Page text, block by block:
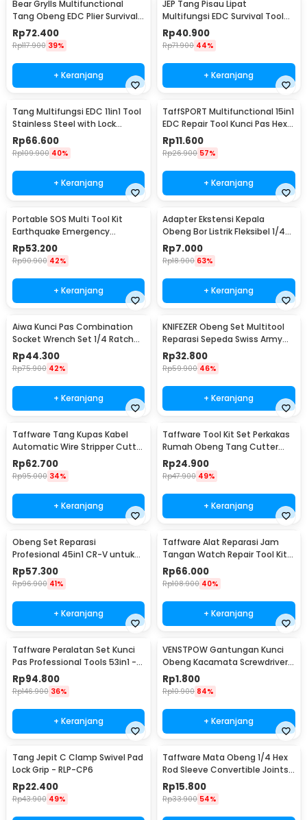
Bear Grylls Multifunctional
Tang Obeng EDC Plier Survival
Tool - MPA19
Rp72.400
Rp117.900 39%
+ Keranjang
JEP Tang Pisau Lipat
Multifungsi EDC Survival Tool
Stainless Steel - MPA13
Rp40.900
Rp71.900 44%
+ Keranjang
Tang Multifungsi EDC 11in1 Tool
Stainless Steel with Lock
System - MPA01
Rp66.600
Rp109.900 40%
+ Keranjang
TaffSPORT Multifunctional 15in1
EDC Repair Tool Kunci Pas Hex
Obeng - HW0668
Rp11.600
Rp26.900 57%
+ Keranjang
Portable SOS Multi Tool Kit
Earthquake Emergency
Outdoor Survival - JT21
Rp53.200
Rp90.900 42%
+ Keranjang
Adapter Ekstensi Kepala
Obeng Bor Listrik Fleksibel 1/4
Inch 290mm - HT566
Rp7.000
Rp18.900 63%
+ Keranjang
Aiwa Kunci Pas Combination
Socket Wrench Set 1/4 Ratchet
40 PCS - DB2020
Rp44.300
Rp75.900 42%
+ Keranjang
KNIFEZER Obeng Set Multitool
Reparasi Sepeda Swiss Army
EDC 11in1 - T25
Rp32.800
Rp59.900 46%
+ Keranjang
Taffware Tang Kupas Kabel
Automatic Wire Stripper Cutter
Crimper - TK0742
Rp62.700
Rp95.000 34%
+ Keranjang
Taffware Tool Kit Set Perkakas
Rumah Obeng Tang Cutter
Kunci L 12in1 - KS-011
Rp24.900
Rp47.900 49%
+ Keranjang
Obeng Set Reparasi
Profesional 45in1 CR-V untuk
HP Laptop Elektronik - 6093
Rp57.300
Rp96.900 41%
+ Keranjang
Taffware Alat Reparasi Jam
Tangan Watch Repair Tool Kit
Lengkap 13in1 - SC8005
Rp66.000
Rp108.900 40%
+ Keranjang
Taffware Peralatan Set Kunci
Pas Professional Tools 53in1 -
CR-V53
Rp94.800
Rp146.900 36%
+ Keranjang
VENSTPOW Gantungan Kunci
Obeng Kacamata Screwdriver
Plus Minus Hexagon - V001
Rp1.800
Rp10.900 84%
+ Keranjang
Tang Jepit C Clamp Swivel Pad
Lock Grip - RLP-CP6
Rp22.400
Rp43.900 49%
Taffware Mata Obeng 1/4 Hex
Rod Sleeve Convertible Joints
8 PCS
Rp15.800
Rp33.900 54%